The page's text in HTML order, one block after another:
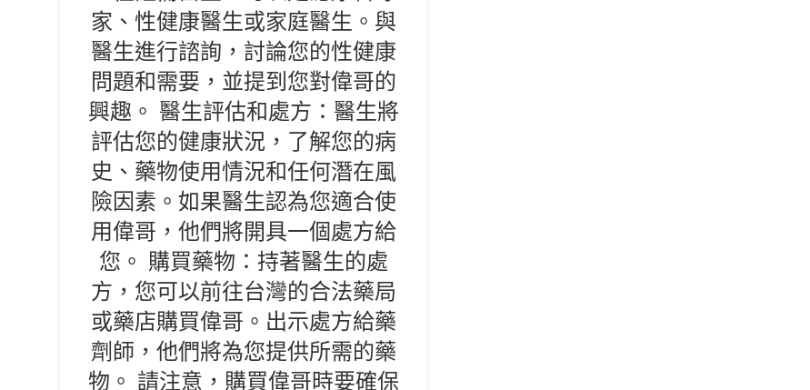
家、性健康醫生或家庭醫生。與
醫生進行諮詢，討論您的性健康
問題和需要，並提到您對偉哥的
興趣。 醫生評估和處方：醫生將
評估您的健康狀況，了解您的病
史、藥物使用情況和任何潛在風
險因素。如果醫生認為您適合使
用偉哥，他們將開具一個處方給
您。 購買藥物：持著醫生的處
方，您可以前往台灣的合法藥局
或藥店購買偉哥。出示處方給藥
劑師，他們將為您提供所需的藥
物。 請注意，購買偉哥時要確保